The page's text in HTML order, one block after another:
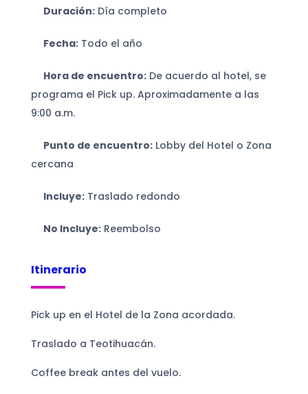
Duración:Día completo
Fecha:Todo el año
Hora de encuentro:De acuerdo al hotel, se
programa el Pick up. Aproximadamente a las
9:00 a.m.
Punto de encuentro:Lobby del Hotel o Zona
cercana
Incluye:Traslado redondo
No Incluye:Reembolso
Itinerario
Pick up en el Hotel de la Zona acordada.
Traslado a Teotihuacán.
Coffee break antes del vuelo.